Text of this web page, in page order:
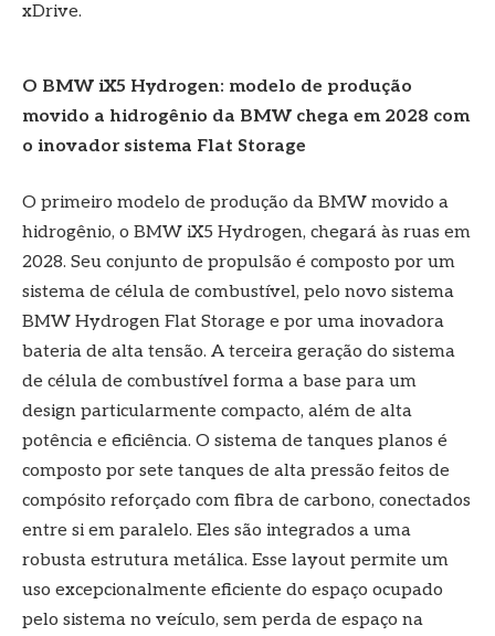
xDrive.
O BMW iX5 Hydrogen: modelo de produção
movido a hidrogênio da BMW chega em 2028 com
o inovador sistema Flat Storage
O primeiro modelo de produção da BMW movido a
hidrogênio, o BMW iX5 Hydrogen, chegará às ruas em
2028. Seu conjunto de propulsão é composto por um
sistema de célula de combustível, pelo novo sistema
BMW Hydrogen Flat Storage e por uma inovadora
bateria de alta tensão. A terceira geração do sistema
de célula de combustível forma a base para um
design particularmente compacto, além de alta
potência e eficiência. O sistema de tanques planos é
composto por sete tanques de alta pressão feitos de
compósito reforçado com fibra de carbono, conectados
entre si em paralelo. Eles são integrados a uma
robusta estrutura metálica. Esse layout permite um
uso excepcionalmente eficiente do espaço ocupado
pelo sistema no veículo, sem perda de espaço na